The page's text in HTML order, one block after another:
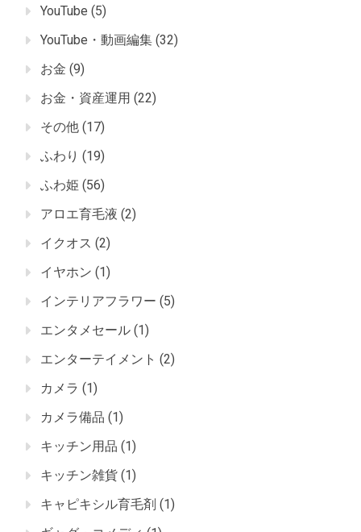
YouTube (5)
YouTube・動画編集 (32)
お金 (9)
お金・資産運用 (22)
その他 (17)
ふわり (19)
ふわ姫 (56)
アロエ育毛液 (2)
イクオス (2)
イヤホン (1)
インテリアフラワー (5)
エンタメセール (1)
エンターテイメント (2)
カメラ (1)
カメラ備品 (1)
キッチン用品 (1)
キッチン雑貨 (1)
キャピキシル育毛剤 (1)